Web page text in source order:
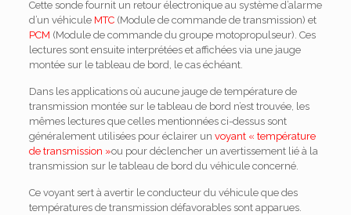
Cette sonde fournit un retour électronique au système d’alarme
d’un véhicule MTC(Module de commande de transmission) et
PCM (Module de commande du groupe motopropulseur). Ces
lectures sont ensuite interprétées et affichées via une jauge
montée sur le tableau de bord, le cas échéant.
Dans les applications où aucune jauge de température de
transmission montée sur le tableau de bord n’est trouvée, les
mêmes lectures que celles mentionnées ci-dessus sont
généralement utilisées pour éclairer un voyant « température
de transmission »ou pour déclencher un avertissement lié à la
transmission sur le tableau de bord du véhicule concerné.
Ce voyant sert à avertir le conducteur du véhicule que des
températures de transmission défavorables sont apparues.